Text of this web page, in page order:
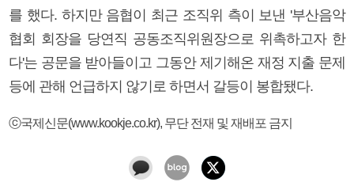
를 했다. 하지만 음협이 최근 조직위 측이 보낸 '부산음악
협회 회장을 당연직 공동조직위원장으로 위촉하고자 한
다'는 공문을 받아들이고 그동안 제기해온 재정 지출 문제
등에 관해 언급하지 않기로 하면서 갈등이 봉합됐다.
ⓒ국제신문(www.kookje.co.kr), 무단 전재 및 재배포 금지